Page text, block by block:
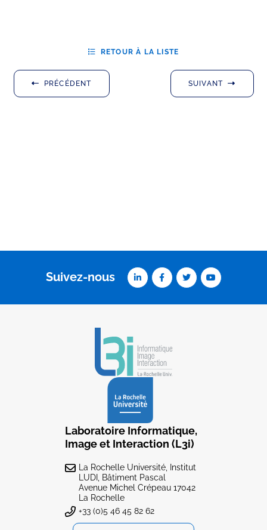
PRÉCÉDENT
RETOUR À LA LISTE
SUIVANT
Suivez-nous
Laboratoire Informatique,
Image et Interaction (L3i)
La Rochelle Université, Institut
LUDI, Bâtiment Pascal
Avenue Michel Crépeau 17042
La Rochelle
+33 (0)5 46 45 82 62